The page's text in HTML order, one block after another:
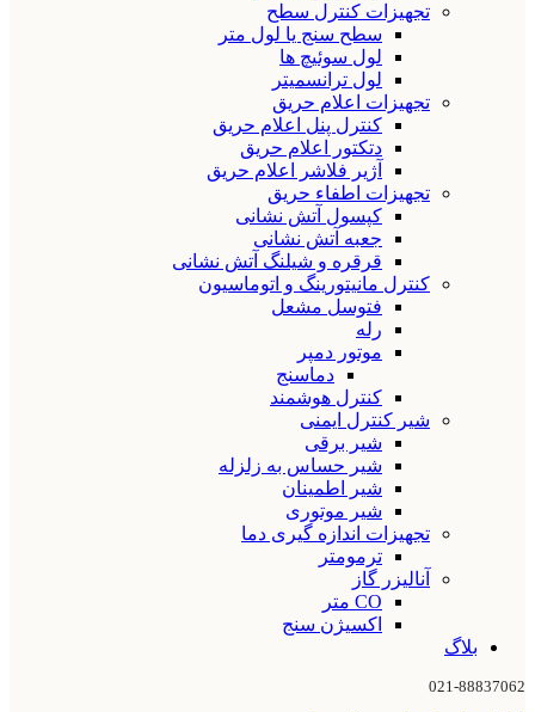
تجهیزات کنترل سطح
سطح سنج یا لول متر
لول سوئیچ ها
لول ترانسمیتر
تجهیزات اعلام حریق
کنترل پنل اعلام حریق
دتکتور اعلام حریق
آژیر فلاشر اعلام حریق
تجهیزات اطفاء حریق
کپسول آتش نشانی
جعبه آتش نشانی
قرقره و شیلنگ آتش نشانی
کنترل مانیتورینگ و اتوماسیون
فتوسل مشعل
رله
موتور دمپر
دماسنج
کنترل هوشمند
شیر کنترل ایمنی
شیر برقی
شیر حساس به زلزله
شیر اطمینان
شیر موتوری
تجهیزات اندازه گیری دما
ترمومتر
آنالیزر گاز
CO متر
اکسیژن سنج
بلاگ
021-88837062